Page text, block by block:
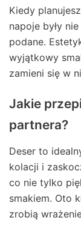
Kiedy
napoje były
podane.
wyjątkowy
zamieni się w
Jakie
partnera?
Deser to
kolacji i
co nie tylko
smakiem. Oto
zrobią